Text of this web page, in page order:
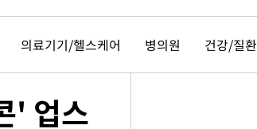
의료기기/헬스케어 병의원 건강/질환
' 업스